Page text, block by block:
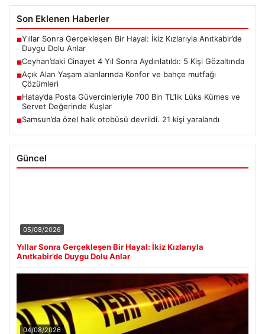
Son Eklenen Haberler
■Yıllar Sonra Gerçekleşen Bir Hayal: İkiz Kızlarıyla Anıtkabir’de
Duygu Dolu Anlar
■Ceyhan’daki Cinayet 4 Yıl Sonra Aydınlatıldı: 5 Kişi Gözaltında
■Açık Alan Yaşam alanlarında Konfor ve bahçe mutfağı
Çözümleri
■Hatay’da Posta Güvercinleriyle 700 Bin TL’lik Lüks Kümes ve
Servet Değerinde Kuşlar
■Samsun’da özel halk otobüsü devrildi. 21 kişi yaralandı
Güncel
05/08/2026
Yıllar Sonra Gerçekleşen Bir Hayal: İkiz Kızlarıyla
Anıtkabir’de Duygu Dolu Anlar
04/08/2026